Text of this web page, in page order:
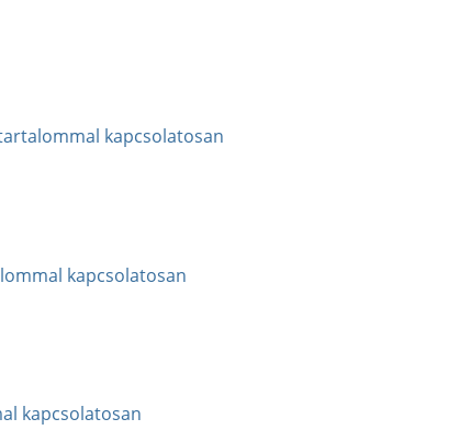
kapcsolatosan
kapcsolatosan
kapcsolatosan